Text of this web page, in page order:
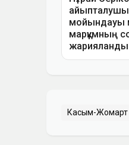
Касым-Жомарт